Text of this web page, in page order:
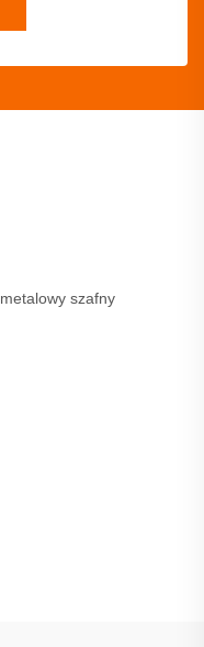
metalowy szafny